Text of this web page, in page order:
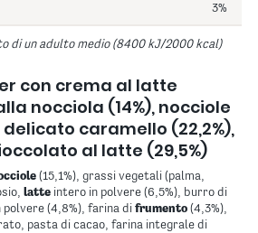
3%
di un adulto medio (8400 kJ/2000 kcal)
con crema al latte
nocciola (14%), nocciole
delicato caramello (22,2%),
al latte (29,5%)
(15,1%), grassi vegetali (palma,
latte intero in polvere (6,5%), burro di
(4,8%), farina di frumento (4,3%),
pasta di cacao, farina integrale di